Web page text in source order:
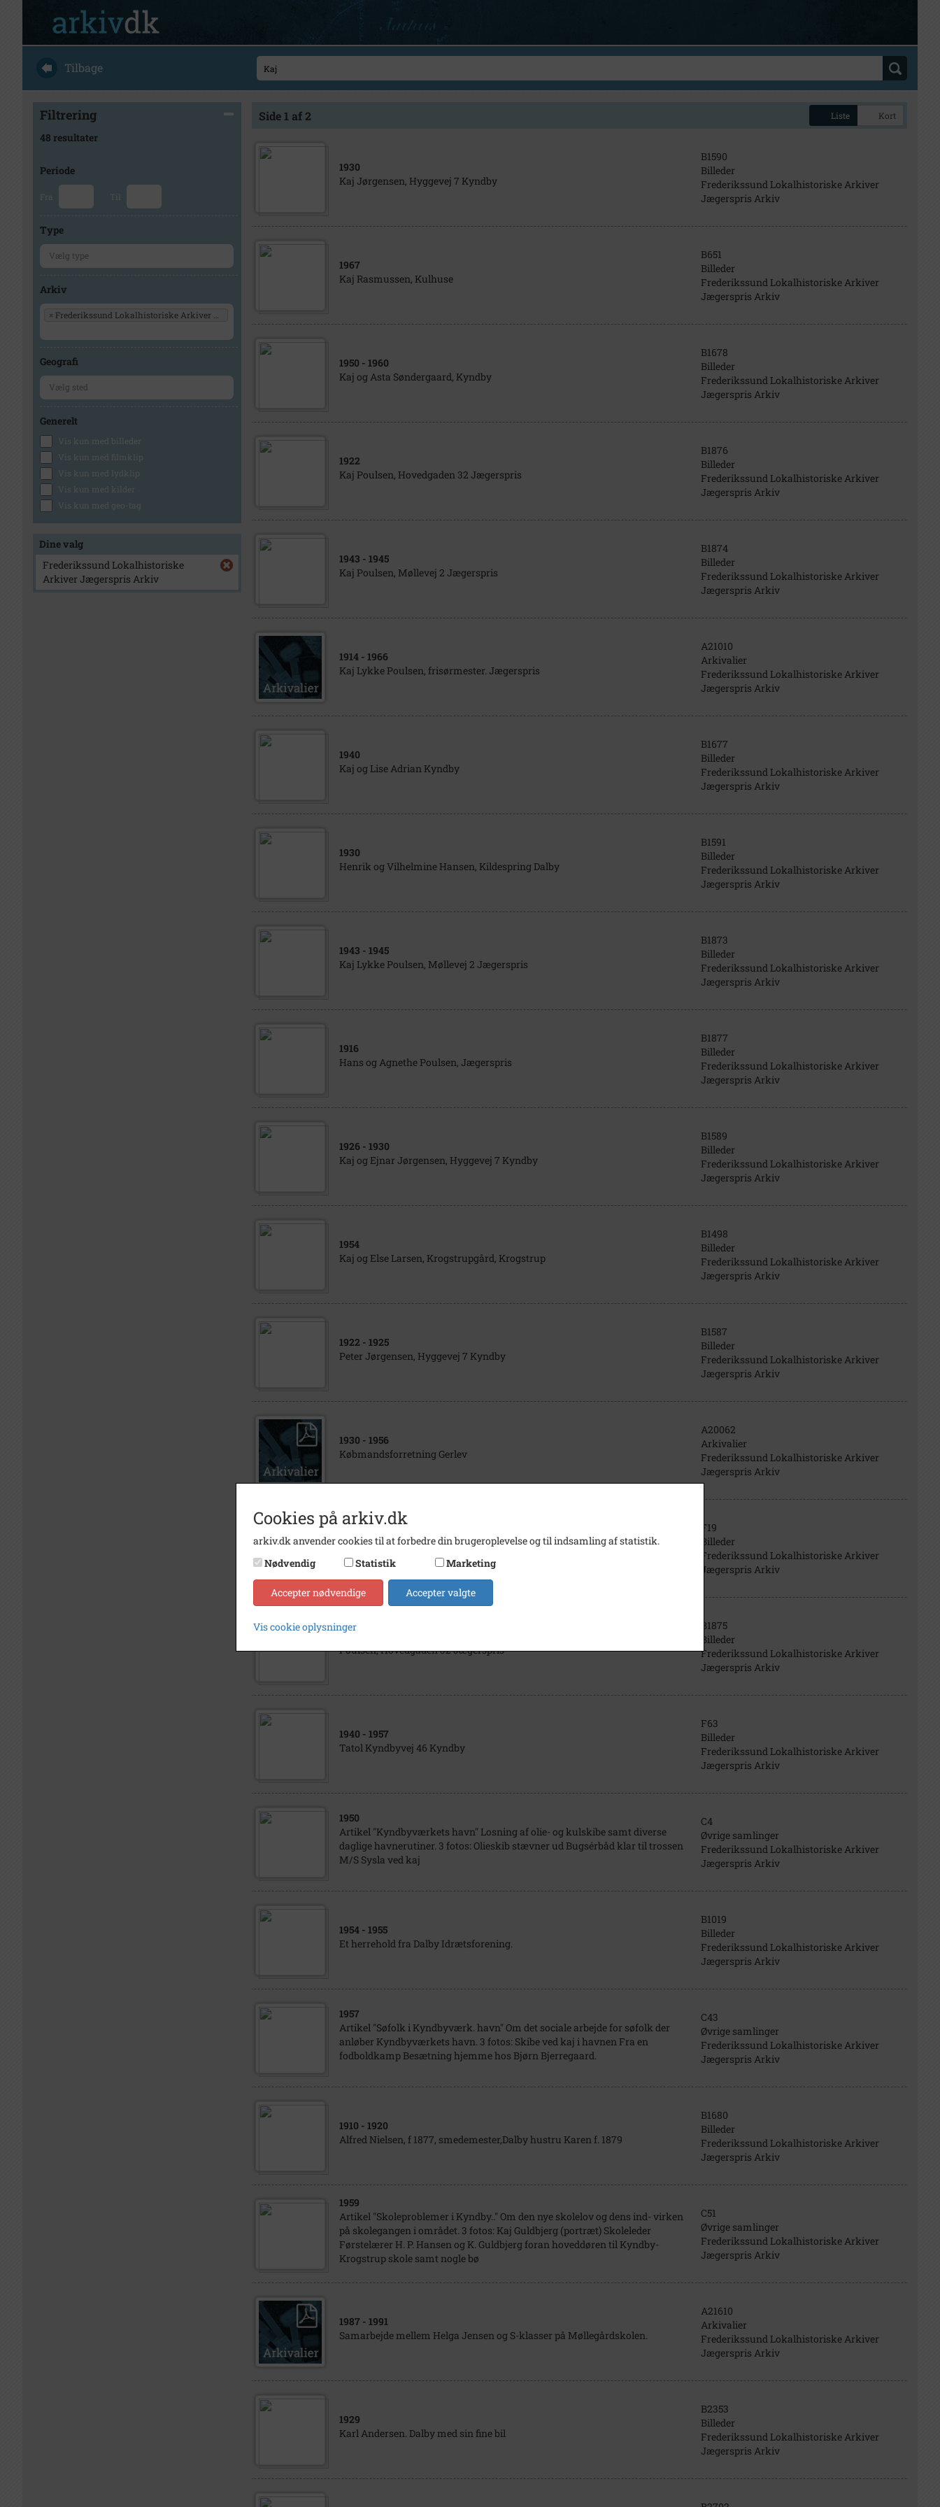
Tilbage
Filtrering
48 resultater
Periode
Fra Til
Type
Arkiv
× Frederikssund Lokalhistoriske Arkiver Jægerspris Arkiv
Geografi
Generelt
Vis kun med billeder
Vis kun med filmklip
Vis kun med lydklip
Vis kun med kilder
Vis kun med geo-tag
Dine valg
Frederikssund Lokalhistoriske
Arkiver Jægerspris Arkiv
Side 1 af 2 Liste Kort
1930
Kaj Jørgensen, Hyggevej 7 Kyndby
B1590
Billeder
Frederikssund Lokalhistoriske Arkiver
Jægerspris Arkiv
1967
Kaj Rasmussen, Kulhuse
B651
Billeder
Frederikssund Lokalhistoriske Arkiver
Jægerspris Arkiv
1950 - 1960
Kaj og Asta Søndergaard, Kyndby
B1678
Billeder
Frederikssund Lokalhistoriske Arkiver
Jægerspris Arkiv
1922
Kaj Poulsen, Hovedgaden 32 Jægerspris
B1876
Billeder
Frederikssund Lokalhistoriske Arkiver
Jægerspris Arkiv
1943 - 1945
Kaj Poulsen, Møllevej 2 Jægerspris
B1874
Billeder
Frederikssund Lokalhistoriske Arkiver
Jægerspris Arkiv
1914 - 1966
Kaj Lykke Poulsen, frisørmester. Jægerspris
A21010
Arkivalier
Frederikssund Lokalhistoriske Arkiver
Jægerspris Arkiv
1940
Kaj og Lise Adrian Kyndby
B1677
Billeder
Frederikssund Lokalhistoriske Arkiver
Jægerspris Arkiv
1930
Henrik og Vilhelmine Hansen, Kildespring Dalby
B1591
Billeder
Frederikssund Lokalhistoriske Arkiver
Jægerspris Arkiv
1943 - 1945
Kaj Lykke Poulsen, Møllevej 2 Jægerspris
B1873
Billeder
Frederikssund Lokalhistoriske Arkiver
Jægerspris Arkiv
1916
Hans og Agnethe Poulsen, Jægerspris
B1877
Billeder
Frederikssund Lokalhistoriske Arkiver
Jægerspris Arkiv
1926 - 1930
Kaj og Ejnar Jørgensen, Hyggevej 7 Kyndby
B1589
Billeder
Frederikssund Lokalhistoriske Arkiver
Jægerspris Arkiv
1954
Kaj og Else Larsen, Krogstrupgård, Krogstrup
B1498
Billeder
Frederikssund Lokalhistoriske Arkiver
Jægerspris Arkiv
1922 - 1925
Peter Jørgensen, Hyggevej 7 Kyndby
B1587
Billeder
Frederikssund Lokalhistoriske Arkiver
Jægerspris Arkiv
1930 - 1956
Købmandsforretning Gerlev
A20062
Arkivalier
Frederikssund Lokalhistoriske Arkiver
Jægerspris Arkiv
1969
F19
Billeder
Frederikssund Lokalhistoriske Arkiver
Jægerspris Arkiv
1943
Poulsen, Hovedgaden 32 Jægerspris
B1875
Billeder
Frederikssund Lokalhistoriske Arkiver
Jægerspris Arkiv
1940 - 1957
Tatol Kyndbyvej 46 Kyndby
F63
Billeder
Frederikssund Lokalhistoriske Arkiver
Jægerspris Arkiv
1950
Artikel "Kyndbyværkets havn" Losning af olie- og kulskibe samt diverse
daglige havnerutiner. 3 fotos: Olieskib stævner ud Bugsérbåd klar til trossen
M/S Sysla ved kaj
C4
Øvrige samlinger
Frederikssund Lokalhistoriske Arkiver
Jægerspris Arkiv
1954 - 1955
Et herrehold fra Dalby Idrætsforening.
B1019
Billeder
Frederikssund Lokalhistoriske Arkiver
Jægerspris Arkiv
1957
Artikel "Søfolk i Kyndbyværk. havn" Om det sociale arbejde for søfolk der
anløber Kyndbyværkets havn. 3 fotos: Skibe ved kaj i havnen Fra en
fodboldkamp Besætning hjemme hos Bjørn Bjerregaard.
C43
Øvrige samlinger
Frederikssund Lokalhistoriske Arkiver
Jægerspris Arkiv
1910 - 1920
Alfred Nielsen, f 1877, smedemester,Dalby hustru Karen f. 1879
B1680
Billeder
Frederikssund Lokalhistoriske Arkiver
Jægerspris Arkiv
1959
Artikel "Skoleproblemer i Kyndby.." Om den nye skolelov og dens ind- virken
på skolegangen i området. 3 fotos: Kaj Guldbjerg (portræt) Skoleleder
Førstelærer H. P. Hansen og K. Guldbjerg foran hoveddøren til Kyndby-
Krogstrup skole samt nogle bø
C51
Øvrige samlinger
Frederikssund Lokalhistoriske Arkiver
Jægerspris Arkiv
1987 - 1991
Samarbejde mellem Helga Jensen og S-klasser på Møllegårdskolen.
A21610
Arkivalier
Frederikssund Lokalhistoriske Arkiver
Jægerspris Arkiv
1929
Karl Andersen. Dalby med sin fine bil
B2353
Billeder
Frederikssund Lokalhistoriske Arkiver
Jægerspris Arkiv
Cookies på arkiv.dk
arkiv.dk anvender cookies til at forbedre din brugeroplevelse og til indsamling af statistik.
Nødvendig
Statistik Marketing
Accepter nødvendige Accepter valgte
Vis cookie oplysninger